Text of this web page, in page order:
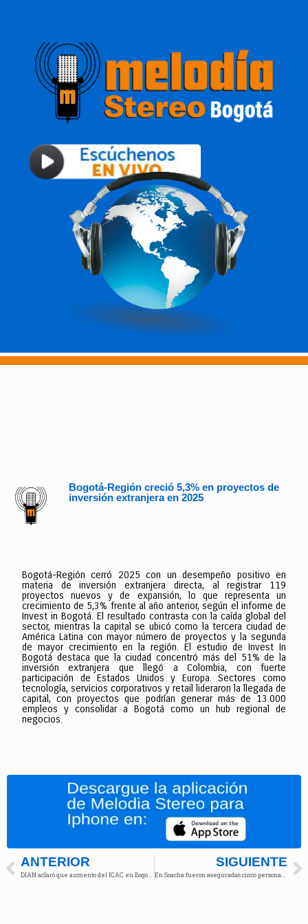
Bogotá-Región creció 5,3% en proyectos de
inversión extranjera en 2025
Bogotá-Región cerró 2025 con un desempeño positivo en
materia de inversión extranjera directa, al registrar 119
proyectos nuevos y de expansión, lo que representa un
crecimiento de 5,3% frente al año anterior, según el informe de
Invest in Bogotá. El resultado contrasta con la caída global del
sector, mientras la capital se ubicó como la tercera ciudad de
América Latina con mayor número de proyectos y la segunda
de mayor crecimiento en la región. El estudio de Invest In
Bogotá destaca que la ciudad concentró más del 51% de la
inversión extranjera que llegó a Colombia, con fuerte
participación de Estados Unidos y Europa. Sectores como
tecnología, servicios corporativos y retail lideraron la llegada de
capital, con proyectos que podrían generar más de 13.000
empleos y consolidar a Bogotá como un hub regional de
negocios.
ANTERIOR SIGUIENTE